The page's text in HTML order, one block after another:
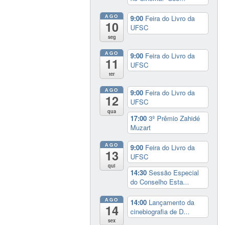
AGO
10
seg
9:00 Feira do Livro da
UFSC
AGO
11
ter
9:00 Feira do Livro da
UFSC
AGO
12
qua
9:00 Feira do Livro da
UFSC
17:003º Prêmio Zahidé
Muzart
AGO
13
qui
9:00 Feira do Livro da
UFSC
14:30Sessão Especial
do Conselho Esta...
AGO
14
sex
14:00 Lançamento da
cinebiografia de D...